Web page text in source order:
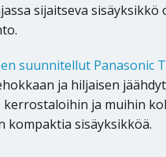
sijaitseva sisäyksikkö
suunnitellut Panasonic
ja hiljaisen
ja muihin
kompaktia sisäyksikköä.